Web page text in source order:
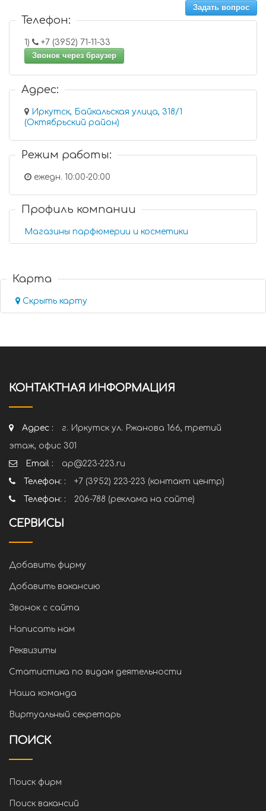
Задать вопрос
Телефон:
1)
+7 (3952) 71-11-33
Звонок через браузер
Адрес:
Иркутск, Байкальская улица, 318/1
(Октябрьский район)
Режим работы:
ежедн. 10:00-20:00
Профиль компании
Магазины парфюмерии и косметики
Карта
Скрыть карту
КОНТАКТНАЯ ИНФОРМАЦИЯ
Адрес :
г. Иркутск ул. Ржанова 166, третий
этаж, офис 301
Email :
ap@223-223.ru
Телефон: :
+7 (3952) 223-223 (контакт центр)
Телефон: :
206-788 (реклама на сайте)
СЕРВИСЫ
Добавить фирму
Добавить вакансию
Звонок с сайта
Написать нам
Реквизиты
Статистика по видам деятельности
Наша команда
Виртуальный секретарь
ПОИСК
Поиск фирм
Поиск вакансий